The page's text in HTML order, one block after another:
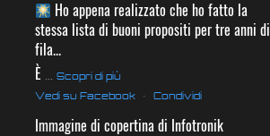
Ho appena realizzato che ho fatto la
stessa lista di buoni propositi per tre anni di
fila...
È
Scopri di più
Vedi su Facebook · Condividi
Immagine di copertina di Infotronik